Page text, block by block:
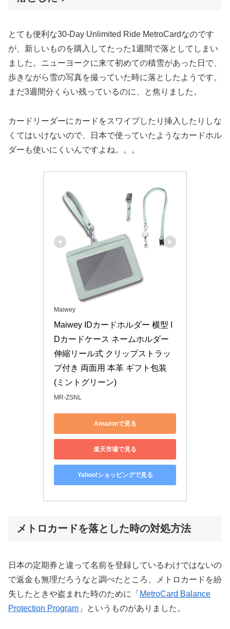
とても便利な30-Day Unlimited Ride MetroCardなのです
が、新しいものを購入してたった1週間で落としてしまい
ました。ニューヨークに来て初めての積雪があった日で、
歩きながら雪の写真を撮っていた時に落としたようです。
まだ3週間分くらい残っているのに、と焦りました。
カードリーダーにカードをスワイプしたり挿入したりしな
くてはいけないので、日本で使っていたようなカードホル
ダーも使いにくいんですよね。。。
Maiwey
Maiwey IDカードホルダー 横型 I
Dカードケース ネームホルダー
伸縮リール式 クリップストラッ
プ付き 両面用 本革 ギフト包装
(ミントグリーン)
MR-ZSNL
Amazonで見る
楽天市場で見る
Yahoo!ショッピングで見る
メトロカードを落とした時の対処方法
日本の定期券と違って名前を登録しているわけではないの
で返金も無理だろうなと調べたところ、メトロカードを紛
失したときや盗まれた時のために「 MetroCard Balance
Protection Program 」というものがありました。